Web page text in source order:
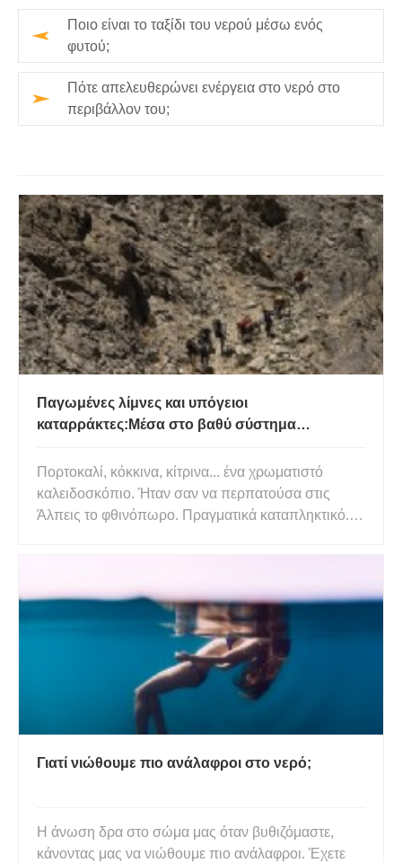
Ποιο είναι το ταξίδι του νερού μέσω ενός
φυτού;
Πότε απελευθερώνει ενέργεια στο νερό στο
περιβάλλον του;
Παγωμένες λίμνες και υπόγειοι
καταρράκτες:Μέσα στο βαθύ σύστημα
Πορτοκαλί, κόκκινα, κίτρινα... ένα χρωματιστό
καλειδοσκόπιο. Ήταν σαν να περπατούσα στις
Άλπεις το φθινόπωρο. Πραγματικά καταπληκτικό. Ο
ένα από τα τεράστια σπήλαια στο Dark Star – ένα
οροσειρά Baisun-Tau σε μι
Γιατί νιώθουμε πιο ανάλαφροι στο νερό;
Η άνωση δρα στο σώμα μας όταν βυθιζόμαστε,
κάνοντας μας να νιώθουμε πιο ανάλαφροι. Έχετε